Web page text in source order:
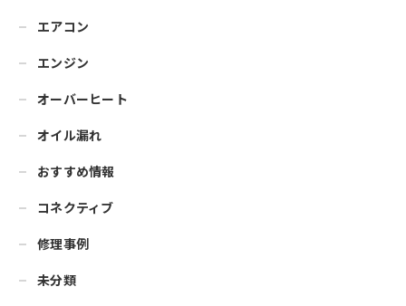
エアコン
エンジン
オーバーヒート
オイル漏れ
おすすめ情報
コネクティブ
修理事例
未分類